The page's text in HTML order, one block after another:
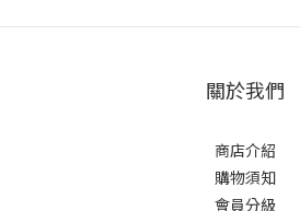
關於我們
商店介紹
購物須知
會員分級